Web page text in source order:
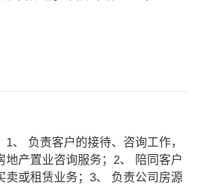
、 负责客户的接待、咨询工作，
地产置业咨询服务；2、 陪同客户
卖或租赁业务；3、 负责公司房源